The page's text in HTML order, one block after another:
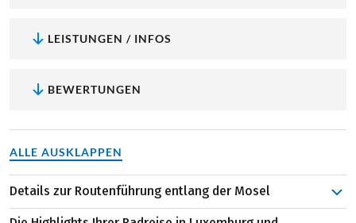
LEISTUNGEN / INFOS
BEWERTUNGEN
ALLE AUSKLAPPEN
Details zur Routenführung entlang der Mosel
Die Hauptstadt des Großherzogtums nennt sich